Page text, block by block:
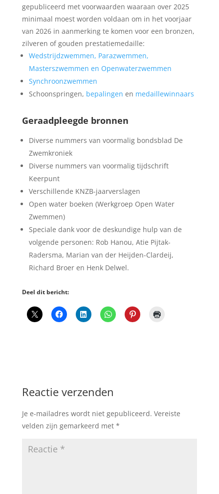
gepubliceerd met voorwaarden waaraan over 2025
minimaal moest worden voldaan om in het voorjaar
van 2026 in aanmerking te komen voor een bronzen,
zilveren of gouden prestatiemedaille:
Wedstrijdzwemmen, Parazwemmen,
Masterszwemmen en Openwaterzwemmen
Synchroonzwemmen
Schoonspringen, bepalingen en medaillewinnaars
Geraadpleegde bronnen
Diverse nummers van voormalig bondsblad De
Zwemkroniek
Diverse nummers van voormalig tijdschrift
Keerpunt
Verschillende KNZB-jaarverslagen
Open water boeken (Werkgroep Open Water
Zwemmen)
Speciale dank voor de deskundige hulp van de
volgende personen: Rob Hanou, Atie Pijtak-
Radersma, Marian van der Heijden-Clardeij,
Richard Broer en Henk Delwel.
Deel dit bericht:
Reactie verzenden
Je e-mailadres wordt niet gepubliceerd. Vereiste
velden zijn gemarkeerd met *